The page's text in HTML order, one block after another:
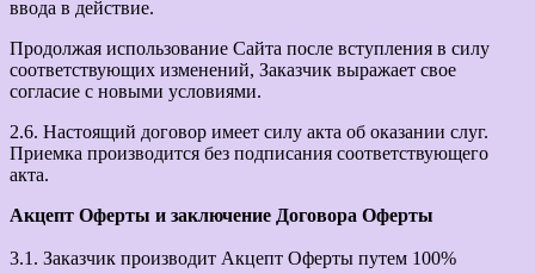
ввода в действие.
Продолжая использование Сайта после вступления в силу
соответствующих изменений, Заказчик выражает свое
согласие с новыми условиями.
2.6. Настоящий договор имеет силу акта об оказании слуг.
Приемка производится без подписания соответствующего
акта.
Акцепт Оферты и заключение Договора Оферты
3.1. Заказчик производит Акцепт Оферты путем 100%